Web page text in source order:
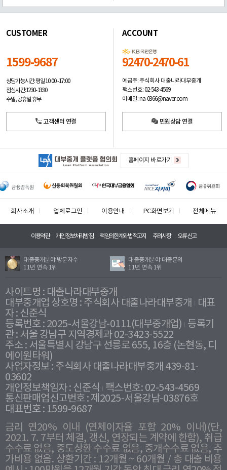
CUSTOMER
1599-9687
상담가능시간: 평일10:00 -17:00
점심시간: 12:30 - 13:30
주말, 공휴일 휴무
고객센터 연결
ACCOUNT
92470-2470-61
예금주: 주식회사 대출나라대부중개
팩스번호: 02-543-4569
이메일: na-0366@naver.com
민원상담 연결
홈페이지 바로가기
회사소개 업체로그인 이용안내 PC화면보기 전체메뉴
이용약관 개인정보처리방침 책임의한계와법적고지 주의사항 오류신고
대출중개분야 방문자수
11년 연속 1위
대출중개분야 대출문의
11년 연속 1위
사이트명 : 대출나라대부중개
대부중개업 상호명 : 주식회사 대출나라대부중개
대표
자 : 신준식
등록번호 : 2025-서울강남-0111(대부중개업) 등록기
관 : 서울 강남구 지역경제과 02-3423-5522
주소 : 서울특별시 강남구 선릉로 655, 16층 (논현동, 디
에이원타워)
사업자정보 : 주식회사 대출나라대부중개 439-81-
03602
개인정보책임자 : 신준식
팩스번호: 02-543-4569
통신판매업신고번호 : 제2025-서울강남-03876호
대표번호 : 1599-9687
금리 연20% 이내 (연체이자율 포함 20% 이내)(단,
2021. 7. 7부터 체결, 갱신, 연장되는 계약에 한함), 취급
수수료 없음, 중도상환 수수료 없음, 중개수수료 없음, 추
가비용 없음. 상환기간 : 12개월 ~ 60개월 / 총 대출 비용